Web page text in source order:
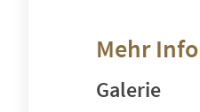
Mehr
Galerie